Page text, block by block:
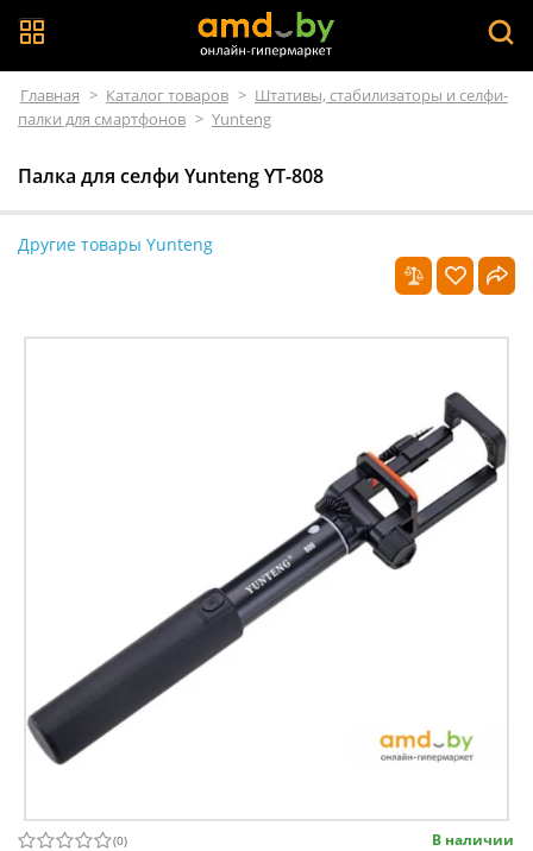
Главная > Каталог товаров > Штативы, стабилизаторы и селфи-
палки для смартфонов > Yunteng
Палка для селфи Yunteng YT-808
Другие товары Yunteng
(0)
В наличии